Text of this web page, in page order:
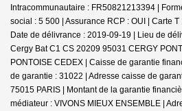
Intracommunautaire : FR50821213394 |
social : 5 500 | Assurance RCP : OUI | Carte T
Date de délivrance : 2019-09-19 | Lieu de
Cergy Bat C1 CS 20209 95031 CERGY
PONTOISE CEDEX | Caisse de garantie
de garantie : 31022 | Adresse caisse de
75015 PARIS | Montant de la garantie
médiateur : VIVONS MIEUX ENSEMBLE |